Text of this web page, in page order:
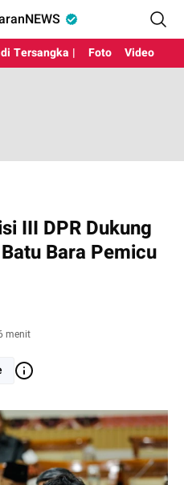
Tersangka | Foto Video
III DPR Dukung
Bara Pemicu
menit